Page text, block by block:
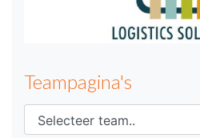
Teampagina's